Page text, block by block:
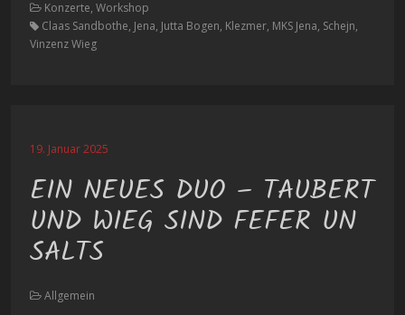
Konzerte, Workshop
Claas Sandbothe, Jena, Jutta Bogen, Klezmer, MKS Jena, Schejn,
Vinzenz Wieg
19. Januar 2025
EIN NEUES DUO – TAUBERT
UND WIEG SIND FEFER UN
SALTS
Allgemein